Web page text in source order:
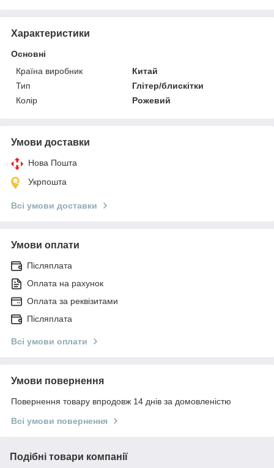
Характеристики
Основні
Країна виробник
Китай
Тип
Глітер/блискітки
Колір
Рожевий
Умови доставки
Нова Пошта
Укрпошта
Всі умови доставки
Умови оплати
Післяплата
Оплата на рахунок
Оплата за реквізитами
Післяплата
Всі умови оплати
Умови повернення
Повернення товару впродовж 14 днів за домовленістю
Всі умови повернення
Подібні товари компанії